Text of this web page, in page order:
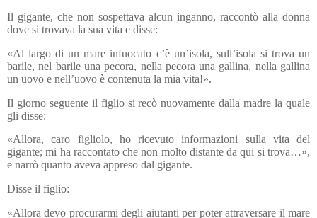
Il gigante, che non sospettava alcun inganno, raccontò alla donna
dove si trovava la sua vita e disse:
«Al largo di un mare infuocato c’è un’isola, sull’isola si trova un
barile, nel barile una pecora, nella pecora una gallina, nella gallina
un uovo e nell’uovo è contenuta la mia vita!».
Il giorno seguente il figlio si recò nuovamente dalla madre la quale
gli disse:
«Allora, caro figliolo, ho ricevuto informazioni sulla vita del
gigante; mi ha raccontato che non molto distante da qui si trova…»,
e narrò quanto aveva appreso dal gigante.
Disse il figlio:
«Allora devo procurarmi degli aiutanti per poter attraversare il mare